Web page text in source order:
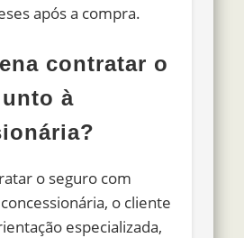
após a compra.
contratar o
à
o seguro com
o cliente
especializada,